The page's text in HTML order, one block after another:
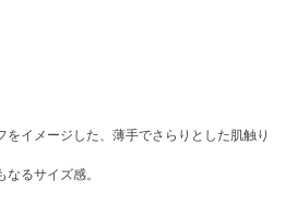
イメージした、薄手でさらりとした肌触り
るサイズ感。